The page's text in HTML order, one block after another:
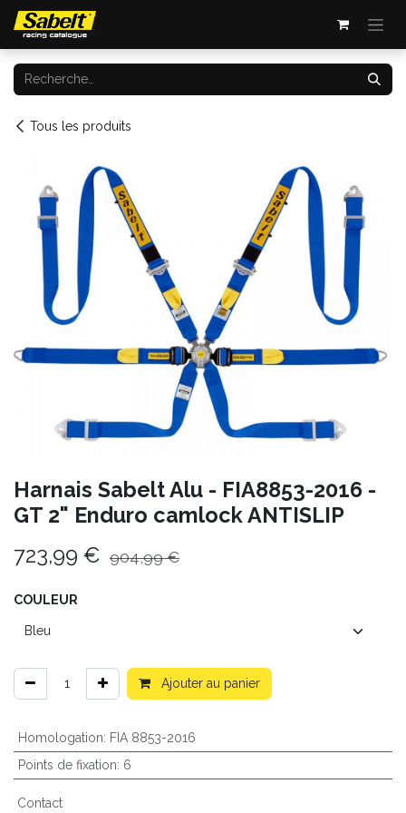
Se rendre au contenu
Tous les produits
Harnais Sabelt Alu - FIA8853-2016 -
GT 2" Enduro camlock ANTISLIP
723,99 € 904,99€
COULEUR
Ajouter au panier
Homologation: FIA 8853-2016
Points de fixation: 6
Contact